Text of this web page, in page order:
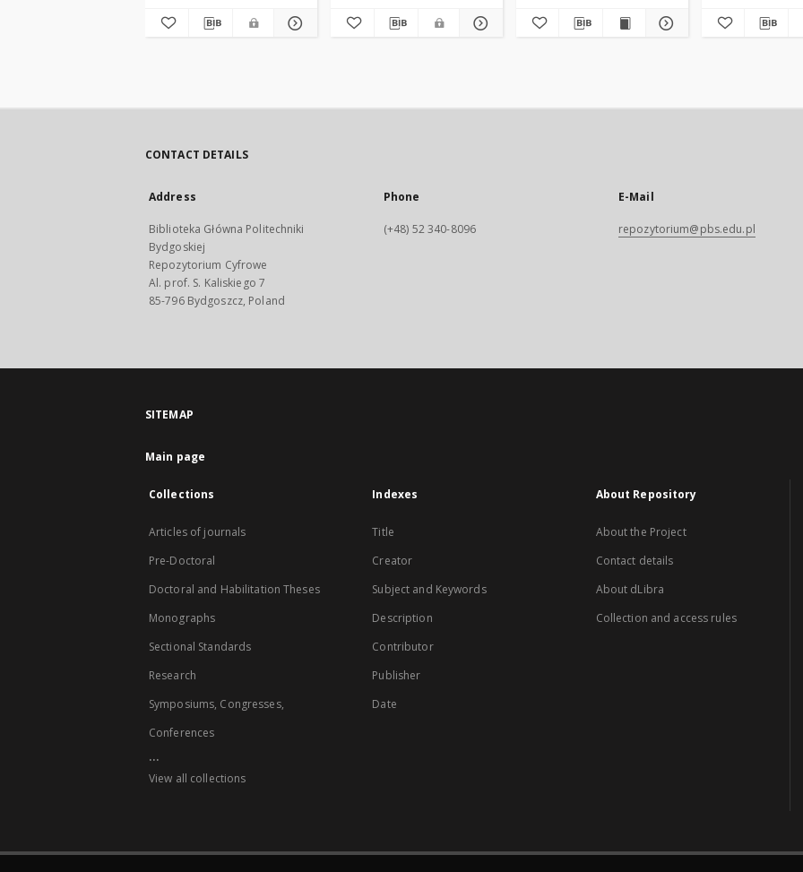
CONTACT DETAILS
Address
Biblioteka Główna Politechniki
Bydgoskiej
Repozytorium Cyfrowe
Al. prof. S. Kaliskiego 7
85-796 Bydgoszcz, Poland
Phone
(+48) 52 340-8096
E-Mail
repozytorium@pbs.edu.pl
SITEMAP
Main page
Collections
Articles of journals
Pre-Doctoral
Doctoral and Habilitation Theses
Monographs
Sectional Standards
Research
Symposiums, Congresses,
Conferences
...
View all collections
Indexes
Title
Creator
Subject and Keywords
Description
Contributor
Publisher
Date
About Repository
About the Project
Contact details
About dLibra
Collection and access rules